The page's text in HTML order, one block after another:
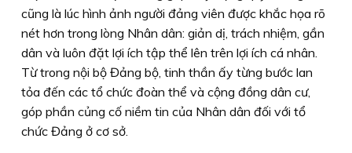
cũng là lúc hình ảnh người đảng viên được khắc họa rõ
nét hơn trong lòng Nhân dân: giản dị, trách nhiệm, gần
dân và luôn đặt lợi ích tập thể lên trên lợi ích cá nhân.
Từ trong nội bộ Đảng bộ, tinh thần ấy từng bước lan
tỏa đến các tổ chức đoàn thể và cộng đồng dân cư,
góp phần củng cố niềm tin của Nhân dân đối với tổ
chức Đảng ở cơ sở.